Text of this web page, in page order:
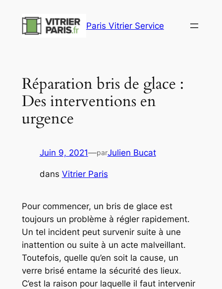
contenu
Paris Vitrier Service
Réparation bris de glace :
Des interventions en
urgence
Juin 9, 2021—parJulien Bucat
dans Vitrier Paris
Pour commencer, un bris de glace est
toujours un problème à régler rapidement.
Un tel incident peut survenir suite à une
inattention ou suite à un acte malveillant.
Toutefois, quelle qu’en soit la cause, un
verre brisé entame la sécurité des lieux.
C’est la raison pour laquelle il faut intervenir